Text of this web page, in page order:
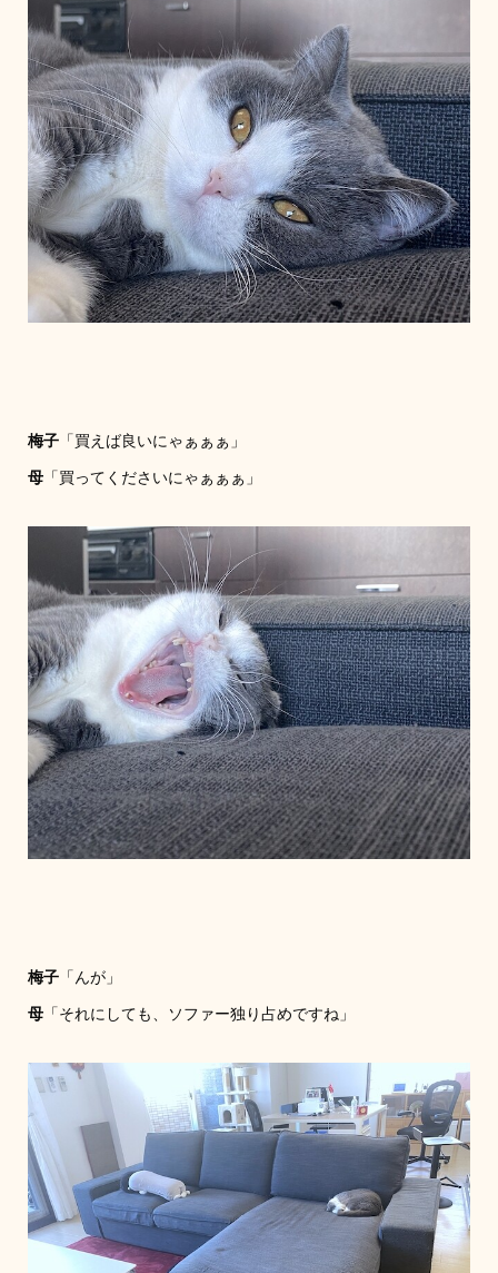
梅子「買えば良いにゃぁぁぁ」
母「買ってくださいにゃぁぁぁ」
梅子「んが」
母「それにしても、ソファー独り占めですね」